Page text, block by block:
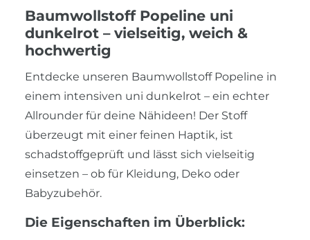
Baumwollstoff Popeline uni
dunkelrot – vielseitig, weich &
hochwertig
Entdecke unseren Baumwollstoff Popeline in
einem intensiven uni dunkelrot – ein echter
Allrounder für deine Nähideen! Der Stoff
überzeugt mit einer feinen Haptik, ist
schadstoffgeprüft und lässt sich vielseitig
einsetzen – ob für Kleidung, Deko oder
Babyzubehör.
Die Eigenschaften im Überblick: